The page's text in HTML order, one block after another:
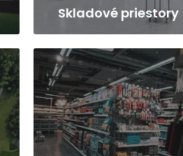
Skladové priestory